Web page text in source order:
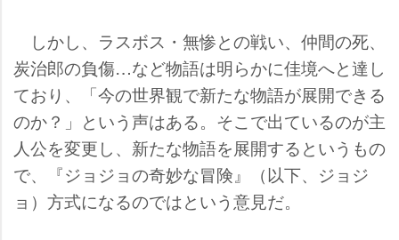
しかし、ラスボス・無惨との戦い、仲間の死、
炭治郎の負傷…など物語は明らかに佳境へと達し
ており、「今の世界観で新たな物語が展開できる
のか？」という声はある。そこで出ているのが主
人公を変更し、新たな物語を展開するというもの
で、『ジョジョの奇妙な冒険』（以下、ジョジ
ョ）方式になるのではという意見だ。